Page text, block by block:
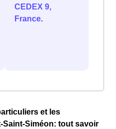
CEDEX 9,
France.
et les
Siméon: tout savoir